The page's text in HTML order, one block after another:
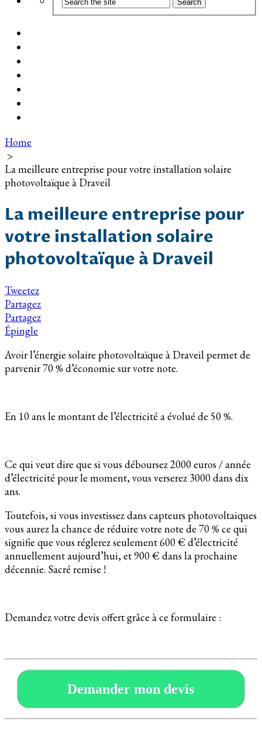
Home
>
La meilleure entreprise pour votre installation solaire
photovoltaïque à Draveil
La meilleure entreprise pour
votre installation solaire
photovoltaïque à Draveil
Tweetez
Partagez
Partagez
Épingle
Avoir l’énergie solaire photovoltaïque à Draveil permet de
parvenir 70 % d’économie sur votre note.
En 10 ans le montant de l’électricité a évolué de 50 %.
Ce qui veut dire que si vous déboursez 2000 euros / année
d’électricité pour le moment, vous verserez 3000 dans dix
ans.
Toutefois, si vous investissez dans capteurs photovoltaiques
vous aurez la chance de réduire votre note de 70 % ce qui
signifie que vous réglerez seulement 600 € d’électricité
annuellement aujourd’hui, et 900 € dans la prochaine
décennie. Sacré remise !
Demandez votre devis offert grâce à ce formulaire :
Demander mon devis